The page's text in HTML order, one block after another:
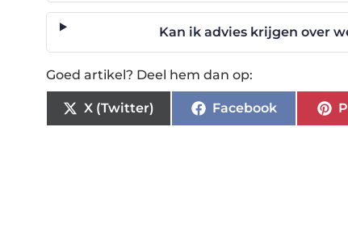
Kan ik advies krijgen over
Goed artikel? Deel hem dan op:
X (Twitter) Facebook